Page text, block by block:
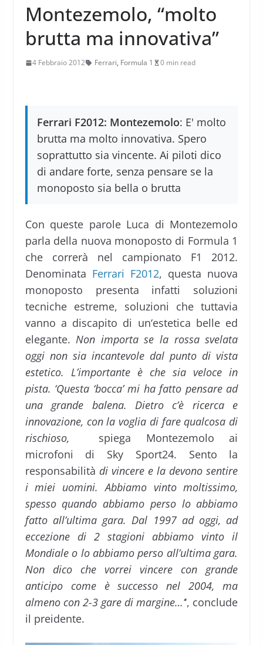
Montezemolo, “molto
brutta ma innovativa”
4 Febbraio 2012 Ferrari, Formula 1 0 min read
Ferrari F2012: Montezemolo: E' molto
brutta ma molto innovativa. Spero
soprattutto sia vincente. Ai piloti dico
di andare forte, senza pensare se la
monoposto sia bella o brutta
Con queste parole Luca di Montezemolo
parla della nuova monoposto di Formula 1
che correrà nel campionato F1 2012.
Denominata Ferrari F2012, questa nuova
monoposto presenta infatti soluzioni
tecniche estreme, soluzioni che tuttavia
vanno a discapito di un‘estetica belle ed
elegante.Non importa se la rossa svelata
oggi non sia incantevole dal punto di vista
estetico. L’importante è che sia veloce in
pista. ‘Questa ‘bocca’ mi ha fatto pensare ad
una grande balena. Dietro c’è ricerca e
innovazione, con la voglia di fare qualcosa di
rischioso,
spiega Montezemolo ai
microfoni di Sky Sport24. Sento la
responsabilità di vincere e la devono sentire
i miei uomini. Abbiamo vinto moltissimo,
spesso quando abbiamo perso lo abbiamo
fatto all’ultima gara. Dal 1997 ad oggi, ad
eccezione di 2 stagioni abbiamo vinto il
Mondiale o lo abbiamo perso all’ultima gara.
Non dico che vorrei vincere con grande
anticipo come è successo nel 2004, ma
almeno con 2-3 gare di margine…’‘, conclude
il preidente.